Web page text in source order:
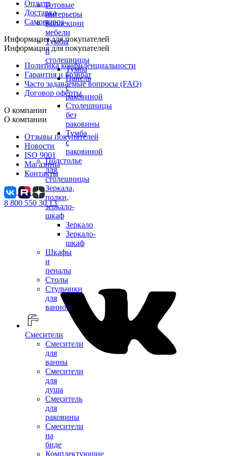
Готовые
интерьеры
Коллекции
мебели
Тумбы
и
столешницы
Тумба
Панель
с
раковиной
Столешницы
без
раковины
Тумба
с
раковиной
Подстолье
для
столешницы
Зеркала,
полки,
зеркало-
шкаф
Зеркало
Зеркало-
шкаф
Шкафы
и
пеналы
Столы
Стульчики
для
ванной
Смесители
Смесители
для
ванны
Смесители
для
душа
Смеситель
для
раковины
Смесители
на
биде
Комплектующие
Оплата
Доставка
Самовывоз
Информация для покупателей
Информация для покупателей
Политика конфиденциальности
Гарантия и возврат
Часто задаваемые вопросы (FAQ)
Договор оферты
О компании
О компании
Отзывы покупателей
Новости
ISO 9001
Магазины
Контакты
8 800 550 30 13